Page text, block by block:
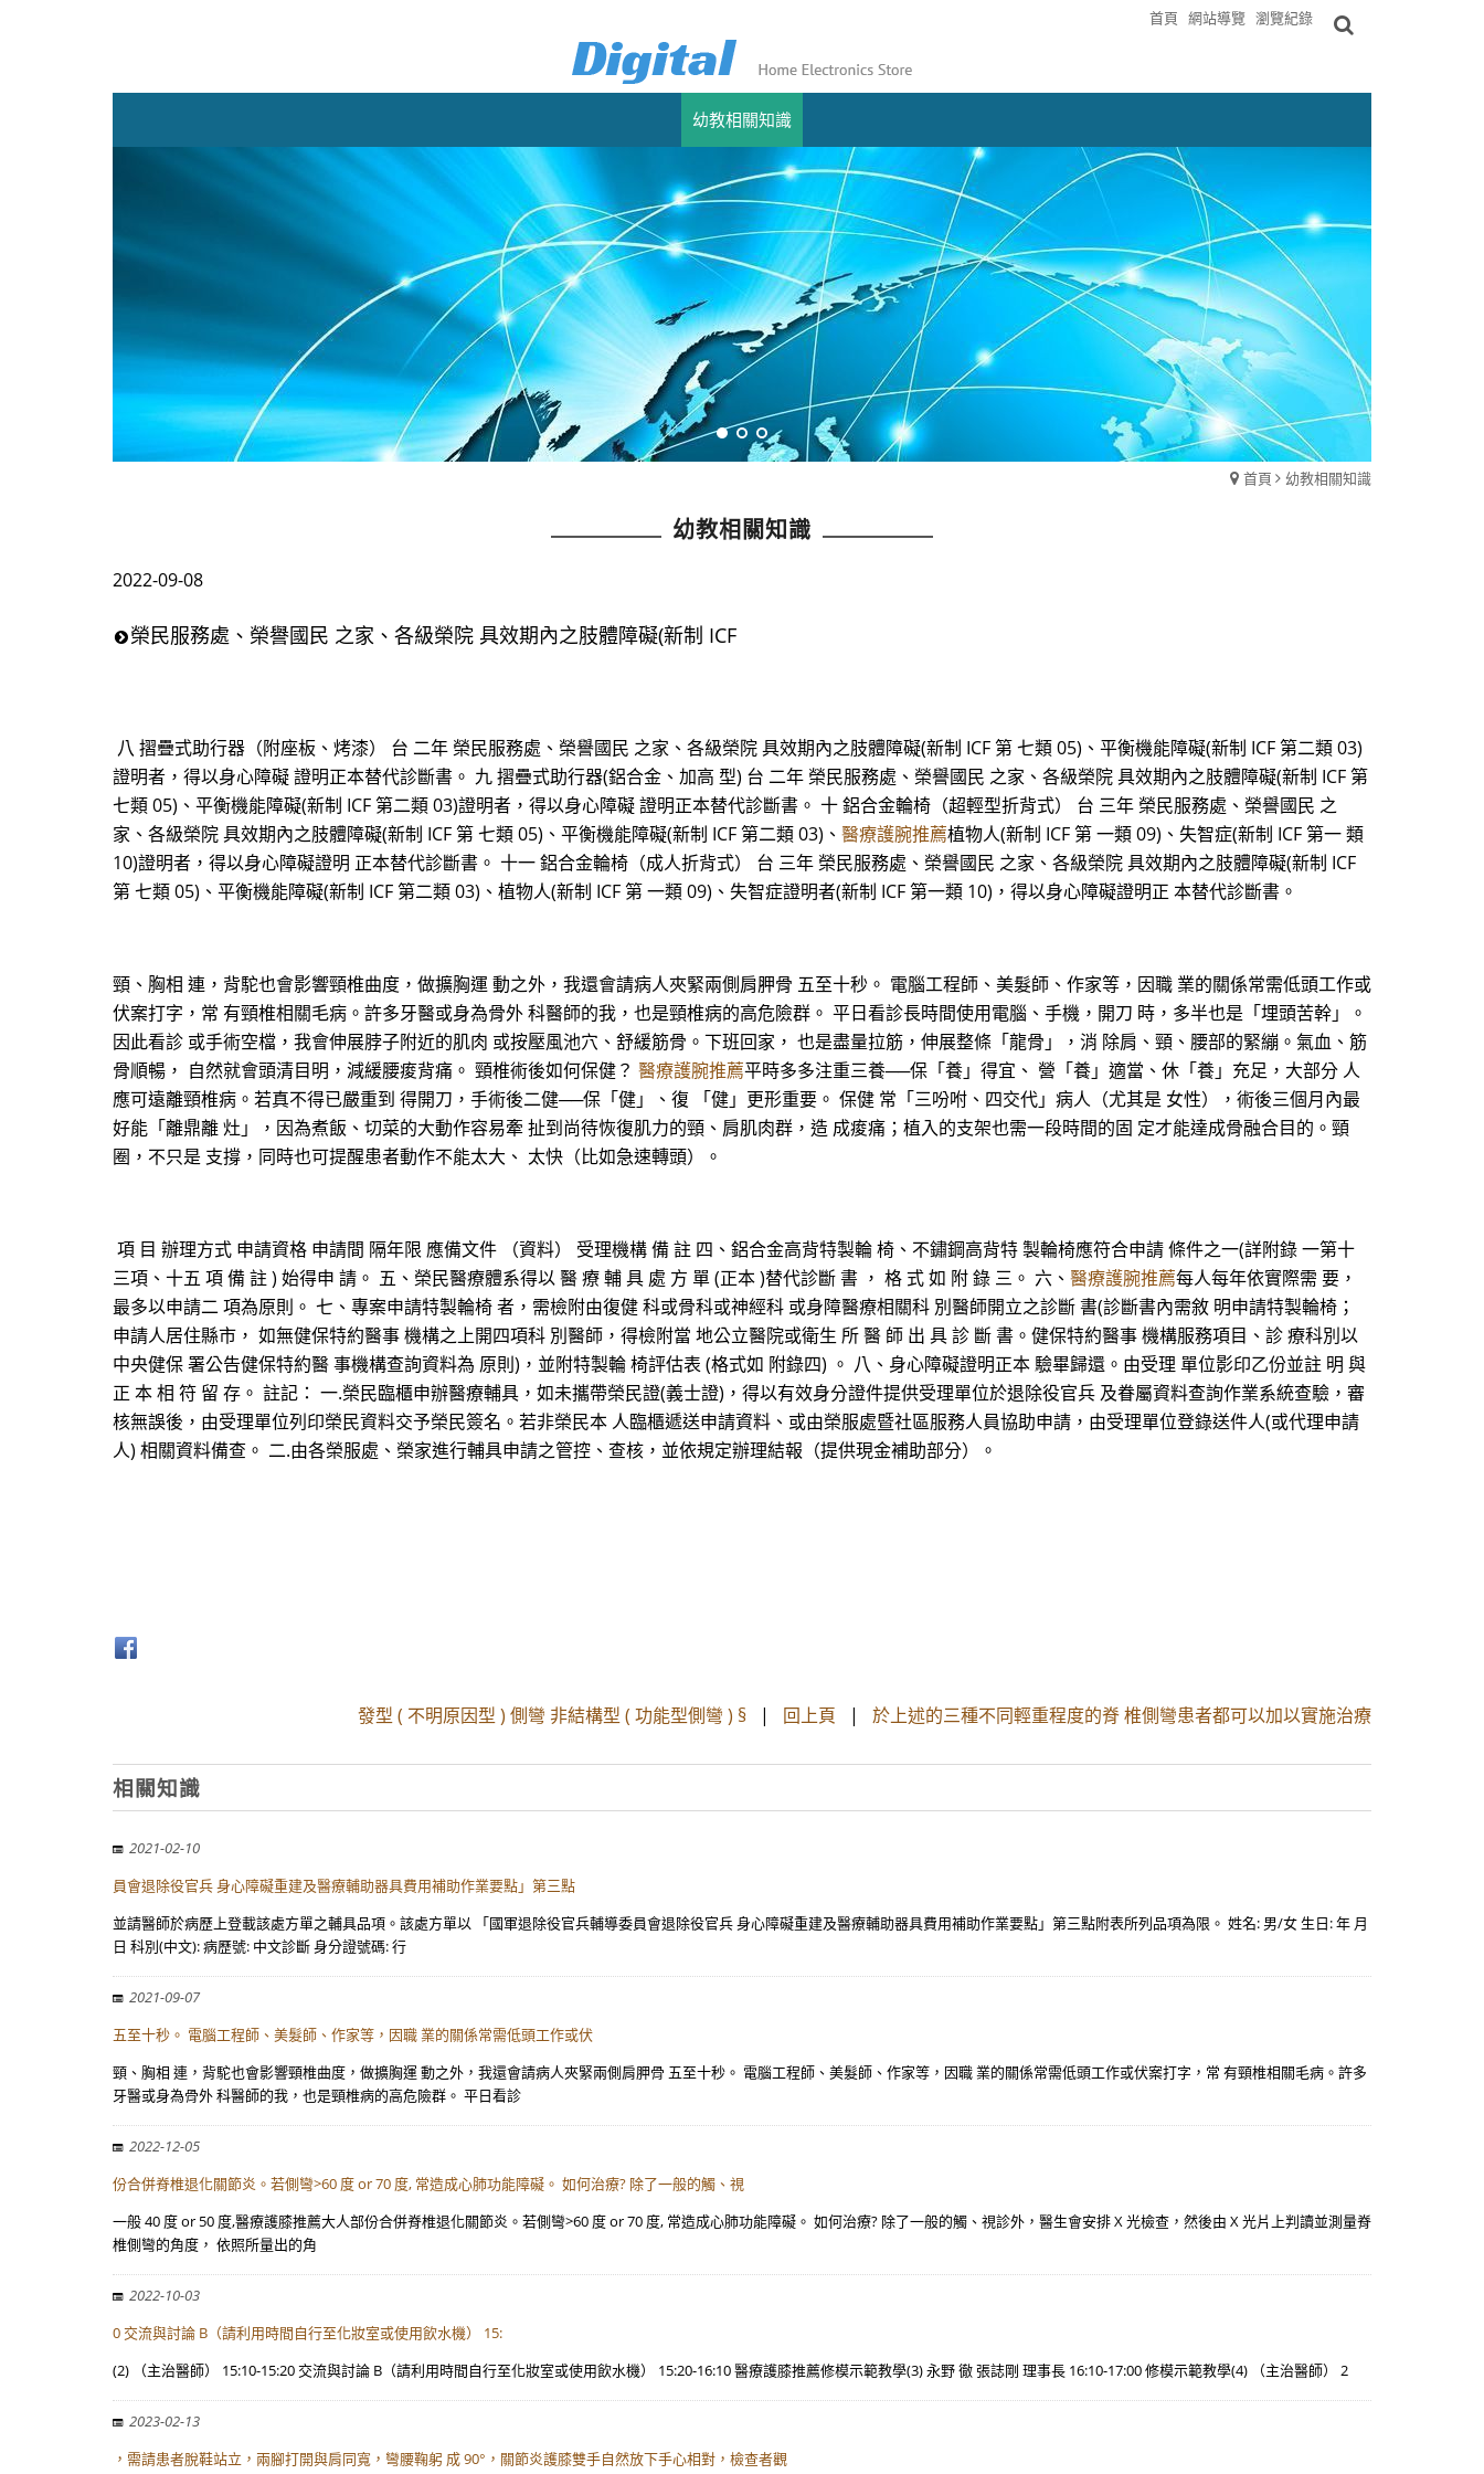
首頁 網站導覽 瀏覽紀錄
幼教相關知識
首頁 幼教相關知識
幼教相關知識
2022-09-08
榮民服務處、榮譽國民 之家、各級榮院 具效期內之肢體障礙(新制 ICF
八 摺疊式助行器（附座板、烤漆） 台 二年 榮民服務處、榮譽國民 之家、各級榮院 具效期內之肢體障礙(新制 ICF 第 七類 05)、平衡機能障礙(新制 ICF 第二類 03)
證明者，得以身心障礙 證明正本替代診斷書。 九 摺疊式助行器(鋁合金、加高 型) 台 二年 榮民服務處、榮譽國民 之家、各級榮院 具效期內之肢體障礙(新制 ICF 第
七類 05)、平衡機能障礙(新制 ICF 第二類 03)證明者，得以身心障礙 證明正本替代診斷書。 十 鋁合金輪椅（超輕型折背式） 台 三年 榮民服務處、榮譽國民 之
家、各級榮院 具效期內之肢體障礙(新制 ICF 第 七類 05)、平衡機能障礙(新制 ICF 第二類 03)、 醫療護腕推薦植物人(新制 ICF 第 一類 09)、失智症(新制 ICF 第一 類
10)證明者，得以身心障礙證明 正本替代診斷書。 十一 鋁合金輪椅（成人折背式） 台 三年 榮民服務處、榮譽國民 之家、各級榮院 具效期內之肢體障礙(新制 ICF
第 七類 05)、平衡機能障礙(新制 ICF 第二類 03)、植物人(新制 ICF 第 一類 09)、失智症證明者(新制 ICF 第一類 10)，得以身心障礙證明正 本替代診斷書。
頸、胸相 連，背駝也會影響頸椎曲度，做擴胸運 動之外，我還會請病人夾緊兩側肩胛骨 五至十秒。 電腦工程師、美髮師、作家等，因職 業的關係常需低頭工作或
伏案打字，常 有頸椎相關毛病。許多牙醫或身為骨外 科醫師的我，也是頸椎病的高危險群。 平日看診長時間使用電腦、手機，開刀 時，多半也是「埋頭苦幹」。
因此看診 或手術空檔，我會伸展脖子附近的肌肉 或按壓風池穴、舒緩筋骨。下班回家， 也是盡量拉筋，伸展整條「龍骨」，消 除肩、頸、腰部的緊繃。氣血、筋
骨順暢， 自然就會頭清目明，減緩腰痠背痛。 頸椎術後如何保健？ 醫療護腕推薦平時多多注重三養──保「養」得宜、 營「養」適當、休「養」充足，大部分 人
應可遠離頸椎病。若真不得已嚴重到 得開刀，手術後二健──保「健」、復 「健」更形重要。 保健 常「三吩咐、四交代」病人（尤其是 女性），術後三個月內最
好能「離鼎離 灶」，因為煮飯、切菜的大動作容易牽 扯到尚待恢復肌力的頸、肩肌肉群，造 成痠痛；植入的支架也需一段時間的固 定才能達成骨融合目的。頸
圈，不只是 支撐，同時也可提醒患者動作不能太大、 太快（比如急速轉頭）。
項 目 辦理方式 申請資格 申請間 隔年限 應備文件 （資料） 受理機構 備 註 四、鋁合金高背特製輪 椅、不鏽鋼高背特 製輪椅應符合申請 條件之一(詳附錄 一第十
三項、十五 項 備 註 ) 始得申 請。 五、榮民醫療體系得以 醫 療 輔 具 處 方 單 (正本 )替代診斷 書 ， 格 式 如 附 錄 三。 六、 醫療護腕推薦每人每年依實際需 要，
最多以申請二 項為原則。 七、專案申請特製輪椅 者，需檢附由復健 科或骨科或神經科 或身障醫療相關科 別醫師開立之診斷 書(診斷書內需敘 明申請特製輪椅；
申請人居住縣市， 如無健保特約醫事 機構之上開四項科 別醫師，得檢附當 地公立醫院或衛生 所 醫 師 出 具 診 斷 書。健保特約醫事 機構服務項目、診 療科別以
中央健保 署公告健保特約醫 事機構查詢資料為 原則)，並附特製輪 椅評估表 (格式如 附錄四) 。 八、身心障礙證明正本 驗畢歸還。由受理 單位影印乙份並註 明 與
正 本 相 符 留 存。 註記： 一.榮民臨櫃申辦醫療輔具，如未攜帶榮民證(義士證)，得以有效身分證件提供受理單位於退除役官兵 及眷屬資料查詢作業系統查驗，審
核無誤後，由受理單位列印榮民資料交予榮民簽名。若非榮民本 人臨櫃遞送申請資料、或由榮服處暨社區服務人員協助申請，由受理單位登錄送件人(或代理申請
人) 相關資料備查。 二.由各榮服處、榮家進行輔具申請之管控、查核，並依規定辦理結報（提供現金補助部分）。
發型 ( 不明原因型 ) 側彎 非結構型 ( 功能型側彎 ) § | 回上頁 | 於上述的三種不同輕重程度的脊 椎側彎患者都可以加以實施治療
相關知識
2021-02-10
員會退除役官兵 身心障礙重建及醫療輔助器具費用補助作業要點」第三點
並請醫師於病歷上登載該處方單之輔具品項。該處方單以 「國軍退除役官兵輔導委員會退除役官兵 身心障礙重建及醫療輔助器具費用補助作業要點」第三點附表所列品項為限。 姓名: 男/女 生日: 年 月
日 科別(中文): 病歷號: 中文診斷 身分證號碼: 行
2021-09-07
五至十秒。 電腦工程師、美髮師、作家等，因職 業的關係常需低頭工作或伏
頸、胸相 連，背駝也會影響頸椎曲度，做擴胸運 動之外，我還會請病人夾緊兩側肩胛骨 五至十秒。 電腦工程師、美髮師、作家等，因職 業的關係常需低頭工作或伏案打字，常 有頸椎相關毛病。許多
牙醫或身為骨外 科醫師的我，也是頸椎病的高危險群。 平日看診
2022-12-05
份合併脊椎退化關節炎。若側彎>60 度 or 70 度, 常造成心肺功能障礙。 如何治療? 除了一般的觸、視
一般 40 度 or 50 度,醫療護膝推薦大人部份合併脊椎退化關節炎。若側彎>60 度 or 70 度, 常造成心肺功能障礙。 如何治療? 除了一般的觸、視診外，醫生會安排 X 光檢查，然後由 X 光片上判讀並測量脊
椎側彎的角度， 依照所量出的角
2022-10-03
0 交流與討論 B（請利用時間自行至化妝室或使用飲水機） 15:
(2) （主治醫師） 15:10-15:20 交流與討論 B（請利用時間自行至化妝室或使用飲水機） 15:20-16:10 醫療護膝推薦修模示範教學(3) 永野 徹 張誌剛 理事長 16:10-17:00 修模示範教學(4) （主治醫師） 2
2023-02-13
，需請患者脫鞋站立，兩腳打開與肩同寬，彎腰鞠躬 成 90°，關節炎護膝雙手自然放下手心相對，檢查者觀